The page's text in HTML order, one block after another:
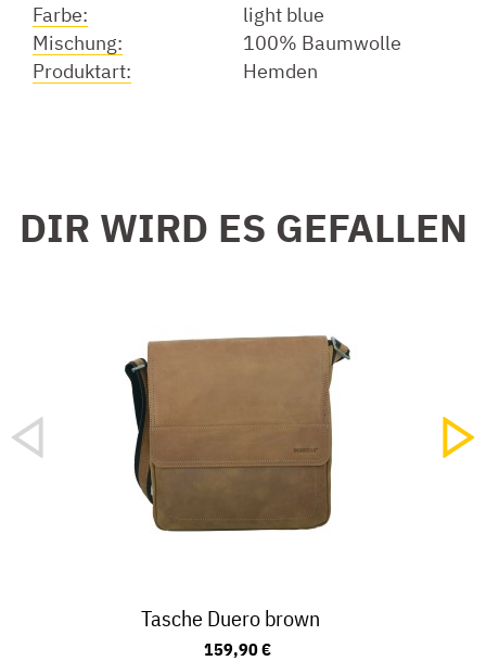
Farbe:
light blue
Mischung:
100% Baumwolle
Produktart:
Hemden
DIR WIRD ES GEFALLEN
Tasche Duero brown
159,90 €